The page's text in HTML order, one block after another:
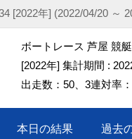
[2022年] (2022/04/20 ～
ボートレース 芦屋 競
[2022年] 集計期間 :
出走数：50、3連対率
本日の結果 過去